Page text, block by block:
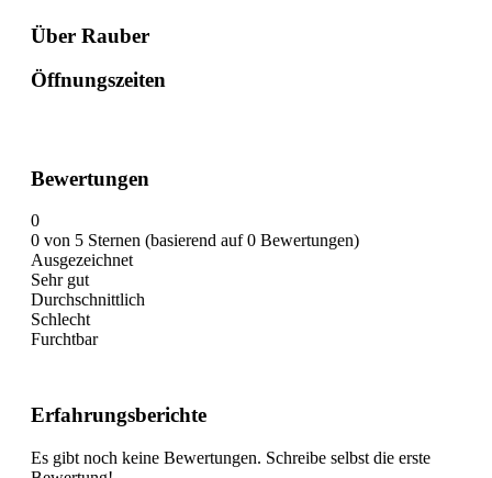
Über Rauber
Öffnungszeiten
Bewertungen
0
0 von 5 Sternen (basierend auf 0 Bewertungen)
Ausgezeichnet
Sehr gut
Durchschnittlich
Schlecht
Furchtbar
Erfahrungsberichte
Es gibt noch keine Bewertungen. Schreibe selbst die erste